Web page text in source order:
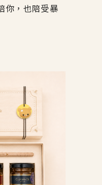
你，也陪受暴